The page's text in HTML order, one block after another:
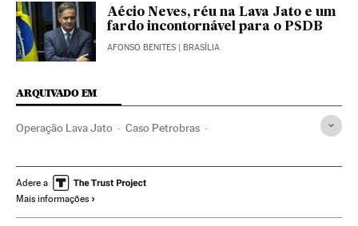
Aécio Neves, réu na Lava Jato e um
fardo incontornável para o PSDB
AFONSO BENITES | BRASÍLIA
ARQUIVADO EM
Operação Lava Jato Caso Petrobras
Financiamento ilegal Lavagem dinheiro
Polícia Federal
Adere a
Mais informações